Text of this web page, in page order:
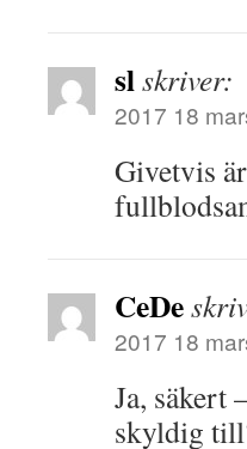
slskriver:
2017 18
Givetvis
CeDe
2017 18
Ja, säkert
skyldig